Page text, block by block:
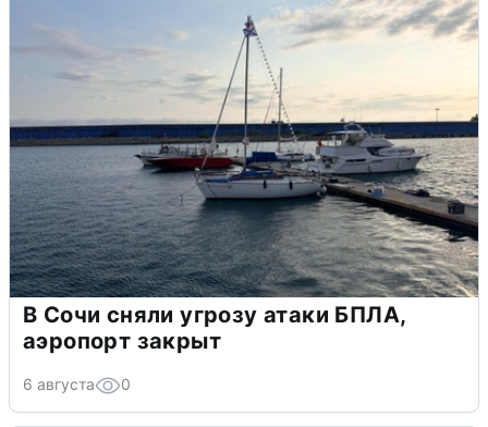
В Сочи сняли угрозу атаки БПЛА,
аэропорт закрыт
6 августа 0